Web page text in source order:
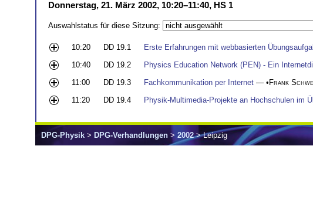
Donnerstag, 21. März 2002, 10:20–11:40, HS 1
Auswahlstatus für diese Sitzung:
10:20 DD 19.1 Erste Erfahrungen mit webbasierten
10:40
DD 19.2 Physics Education Network (PEN) - Ein
11:00
DD 19.3 Fachkommunikation per Internet — •Frank
11:20
DD 19.4 Physik-Multimedia-Projekte an Hochschulen im
DPG-Physik > DPG-Verhandlungen > 2002> Leipzig